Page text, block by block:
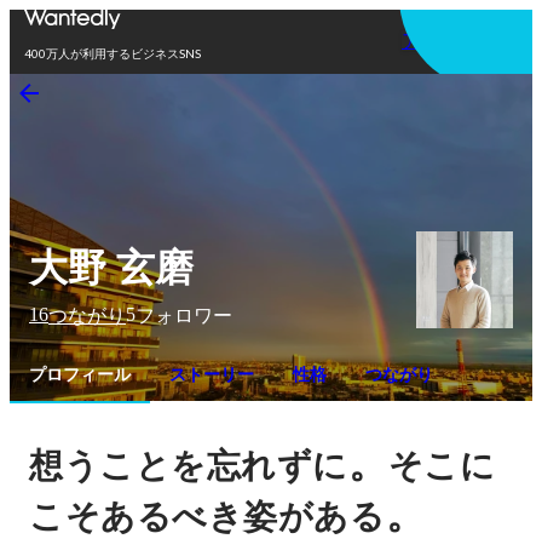
400万人が利用するビジネスSNS
アプリを使う
大野 玄磨
16つながり5フォロワー
プロフィール ストーリー 性格 つながり
想うことを忘れずに。 そこに
こそあるべき姿がある。